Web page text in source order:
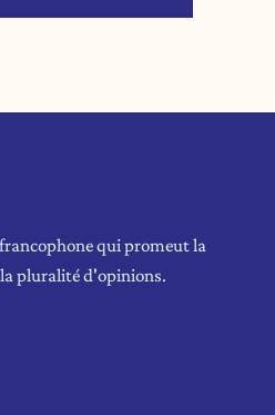
qui promeut la
pluralité d'opinions.